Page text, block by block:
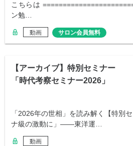
こちらは
ン勉…
動画 サロン会員無料
【アーカイブ】特別セミナー
「時代考察セミナー2026」
「2026年の世相」を読み解く【特別
ナ級の激動に」——東洋運…
動画